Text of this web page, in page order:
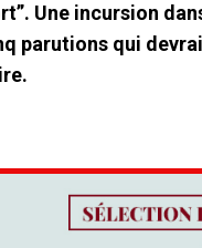
Une incursion
parutions qui